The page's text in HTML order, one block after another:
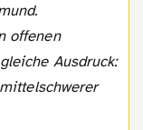
offenen
Ausdruck: